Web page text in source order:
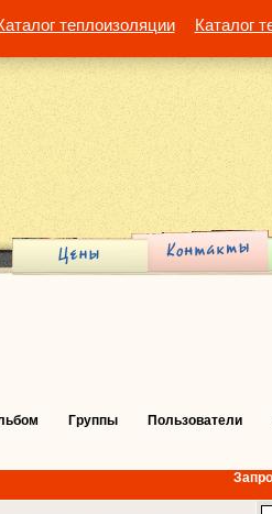
теплоизоляции Каталог
Группы Пользователи